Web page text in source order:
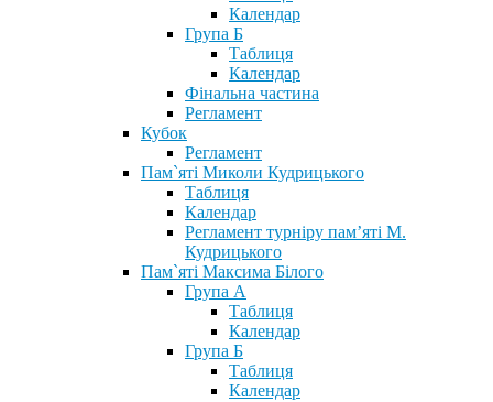
Календар
Група Б
Таблиця
Календар
Фінальна частина
Регламент
Кубок
Регламент
Пам`яті Миколи Кудрицького
Таблиця
Календар
Регламент турніру пам’яті М.
Кудрицького
Пам`яті Максима Білого
Група А
Таблиця
Календар
Група Б
Таблиця
Календар